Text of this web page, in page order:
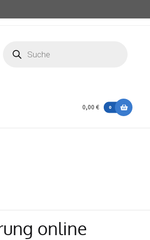
search
0,00 € 0
online